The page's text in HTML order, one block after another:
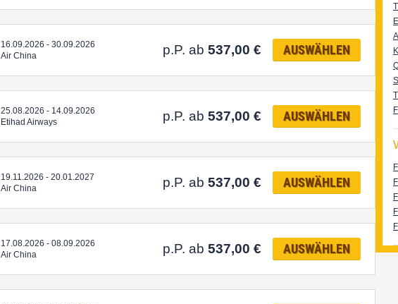
16.09.2026 - 30.09.2026
Air China
p.P. ab 537,00 € AUSWÄHLEN
25.08.2026 - 14.09.2026
Etihad Airways
p.P. ab 537,00 € AUSWÄHLEN
19.11.2026 - 20.01.2027
Air China
p.P. ab 537,00 € AUSWÄHLEN
17.08.2026 - 08.09.2026
Air China
p.P. ab 537,00 € AUSWÄHLEN